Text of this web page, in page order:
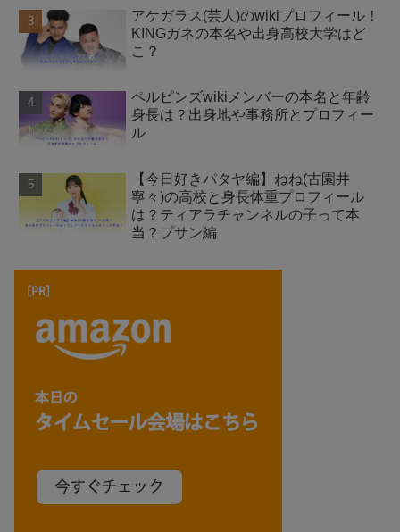
アケガラス(芸人)のwikiプロフィール！
KINGガネの本名や出身高校大学はど
こ？
ペルピンズwikiメンバーの本名と年齢
身長は？出身地や事務所とプロフィー
ル
【今日好きパタヤ編】ねね(古園井
寧々)の高校と身長体重プロフィール
は？ティアラチャンネルの子って本
当？プサン編